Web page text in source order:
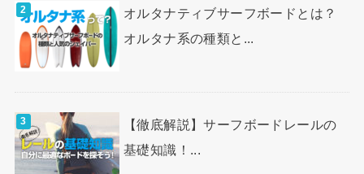
オルタナティブサーフボードとは？
オルタナ系の種類と...
【徹底解説】サーフボードレールの
基礎知識！...